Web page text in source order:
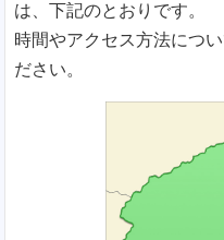
は、下記のとおりです。
時間やアクセス方法につ
ださい。